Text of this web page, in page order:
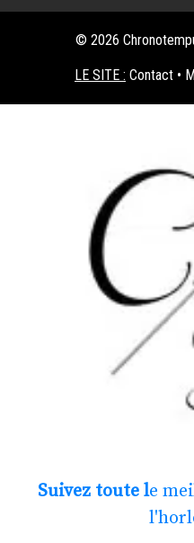
© 2026
LE SITE : Contact •
Suivez toute le